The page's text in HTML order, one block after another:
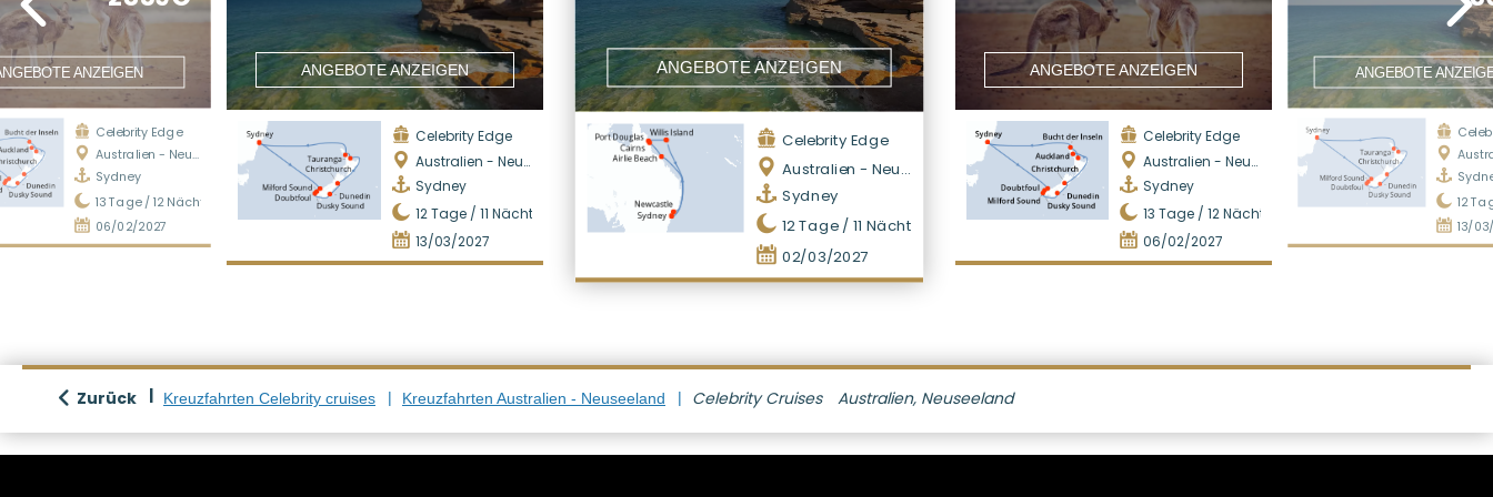
ANZEIGEN
Celebrity Edge
Australien - Neuseeland
Sydney
13Tage /12Nächte
06/02/2027
ANGEBOTE ANZEIGEN
Celebrity Edge
Australien - Neuseeland
Sydney
12Tage / 11 Nächte
13/03/2027
ANGEBOTE ANZEIGEN
Celebrity Edge
Australien - Neuseeland
Sydney
12Tage / 11 Nächte
02/03/2027
ANGEBOTE ANZEIGEN
Celebrity Edge
Australien - Neuseeland
Sydney
13 Tage /12Nächte
06/02/2027
ANGEBOTE
12
13/
Zurück Kreuzfahrten Celebrity cruises Kreuzfahrten Australien - Neuseeland Celebrity Cruises Australien, Neuseeland